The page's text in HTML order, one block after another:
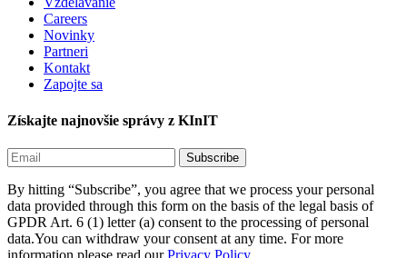
Careers
Novinky
Partneri
Kontakt
Zapojte sa
Získajte najnovšie správy z KInIT
By hitting “Subscribe”, you agree that we process your personal
data provided through this form on the basis of the legal basis of
GPDR Art. 6 (1) letter (a) consent to the processing of personal
data.You can withdraw your consent at any time. For more
information please read ourPrivacy Policy.